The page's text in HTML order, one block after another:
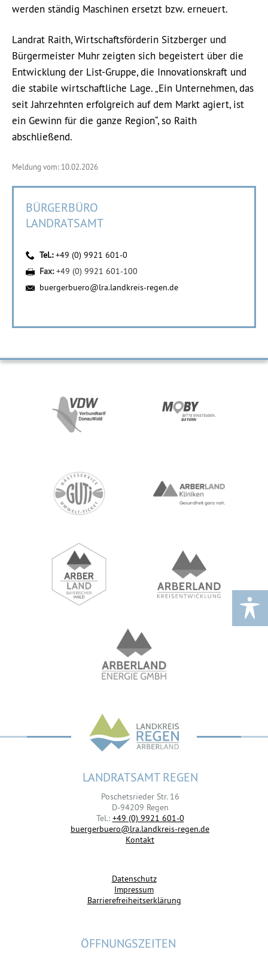
werden ständig Maschinen ersetzt bzw. erneuert.
Landrat Raith, Wirtschaftsförderin Sitzberger und
Bürgermeister Muhr zeigten sich begeistert über die
Entwicklung der List-Gruppe, die Innovationskraft und
die stabile wirtschaftliche Lage. „Ein Unternehmen, das
seit Jahrzehnten erfolgreich auf dem Markt agiert, ist
ein Gewinn für die ganze Region“, so Raith
abschließend.
Meldung vom: 10.02.2026
BÜRGERBÜRO
LANDRATSAMT
Tel.:+49 (0) 9921 601-0
Fax:+49 (0) 9921 601-100
buergerbuero@lra.landkreis-regen.de
LANDRATSAMT REGEN
Poschetsrieder Str. 16
D-94209 Regen
Tel.: +49 (0) 9921 601-0
buergerbuero@lra.landkreis-regen.de
Kontakt
Datenschutz
Impressum
Barrierefreiheitserklärung
ÖFFNUNGSZEITEN